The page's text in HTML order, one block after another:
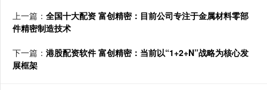
上一篇： 全国十大配资 富创精密：目前公司专注于金属材料零部
件精密制造技术
下一篇： 港股配资软件 富创精密：当前以“1+2+N”战略为核心发
展框架